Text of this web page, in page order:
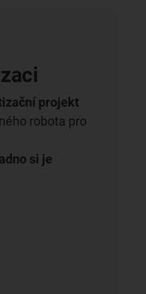
projekt
robota pro
si je